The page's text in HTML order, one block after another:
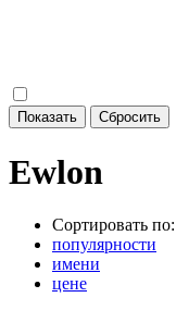
Ewlon
Сортировать по:
популярности
имени
цене